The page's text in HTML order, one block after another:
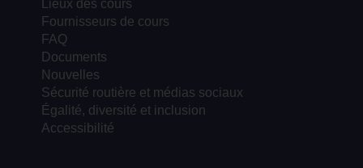
Lieux des cours
Fournisseurs de cours
FAQ
Documents
Nouvelles
Sécurité routière et médias sociaux
Égalité, diversité et inclusion
Accessibilité